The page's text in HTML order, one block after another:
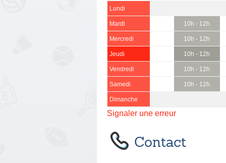
Lundi
Mardi 10h - 12h
Mercredi 10h - 12h
Jeudi 10h - 12h
Vendredi 10h - 12h
Samedi 10h - 12h
Dimanche
Signaler une erreur
Contact